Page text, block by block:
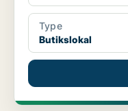
Type
Butikslokal